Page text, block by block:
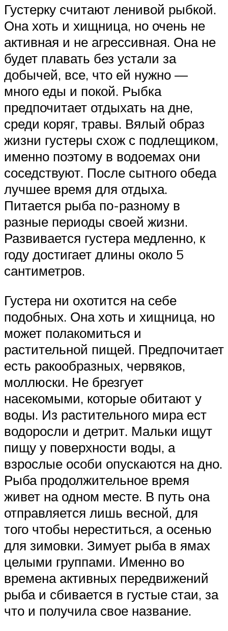
Густерку считают ленивой рыбкой.
Она хоть и хищница, но очень не
активная и не агрессивная. Она не
будет плавать без устали за
добычей, все, что ей нужно —
много еды и покой. Рыбка
предпочитает отдыхать на дне,
среди коряг, травы. Вялый образ
жизни густеры схож с подлещиком,
именно поэтому в водоемах они
соседствуют. После сытного обеда
лучшее время для отдыха.
Питается рыба по-разному в
разные периоды своей жизни.
Развивается густера медленно, к
году достигает длины около 5
сантиметров.
Густера ни охотится на себе
подобных. Она хоть и хищница, но
может полакомиться и
растительной пищей. Предпочитает
есть ракообразных, червяков,
моллюски. Не брезгует
насекомыми, которые обитают у
воды. Из растительного мира ест
водоросли и детрит. Мальки ищут
пищу у поверхности воды, а
взрослые особи опускаются на дно.
Рыба продолжительное время
живет на одном месте. В путь она
отправляется лишь весной, для
того чтобы нереститься, а осенью
для зимовки. Зимует рыба в ямах
целыми группами. Именно во
времена активных передвижений
рыба и сбивается в густые стаи, за
что и получила свое название.